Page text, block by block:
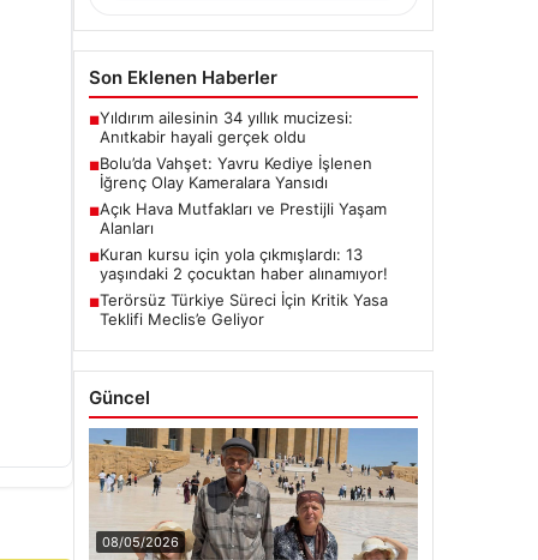
Son Eklenen Haberler
■Yıldırım ailesinin 34 yıllık mucizesi:
Anıtkabir hayali gerçek oldu
■Bolu’da Vahşet: Yavru Kediye İşlenen
İğrenç Olay Kameralara Yansıdı
■Açık Hava Mutfakları ve Prestijli Yaşam
Alanları
■Kuran kursu için yola çıkmışlardı: 13
yaşındaki 2 çocuktan haber alınamıyor!
■Terörsüz Türkiye Süreci İçin Kritik Yasa
Teklifi Meclis’e Geliyor
Güncel
08/05/2026